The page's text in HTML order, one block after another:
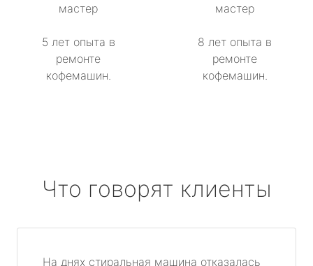
мастер
5 лет опыта в
ремонте
кофемашин.
мастер
8 лет опыта в
ремонте
кофемашин.
Что говорят клиенты
На днях стиральная машина отказалась